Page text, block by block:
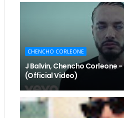
CHENCHO CORLEONE
J Balvin, Chencho Corleone
(Official Video)